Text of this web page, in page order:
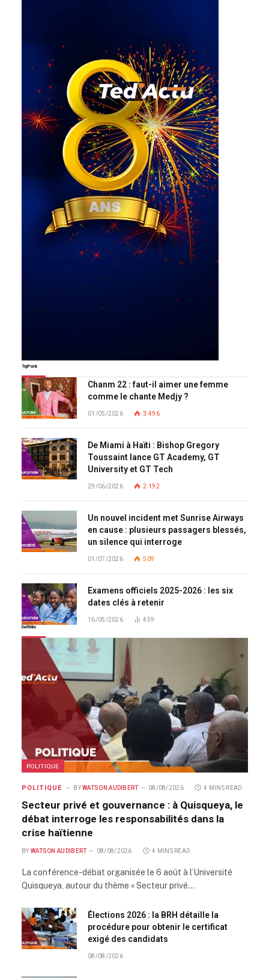
Top Posts
Chanm 22 : faut-il aimer une femme
comme le chante Medjy ?
01/05/2026 3 496
De Miami à Haïti : Bishop Gregory
Toussaint lance GT Academy, GT
University et GT Tech
29/06/2026 2 192
Un nouvel incident met Sunrise Airways
en cause : plusieurs passagers blessés,
un silence qui interroge
01/07/2026 509
Examens officiels 2025-2026 : les six
dates clés à retenir
16/05/2026 459
Don't Miss
POLITIQUE
POLITIQUE BY WATSON AUDIBERT 08/08/2026 4 MINS READ
Secteur privé et gouvernance : à Quisqueya, le
débat interroge les responsabilités dans la
crise haïtienne
BY WATSON AUDIBERT 08/08/2026 4 MINS READ
La conférence-débat organisée le 6 août à l’Université
Quisqueya, autour du thème « Secteur privé…
Élections 2026 : la BRH détaille la
procédure pour obtenir le certificat
exigé des candidats
08/08/2026